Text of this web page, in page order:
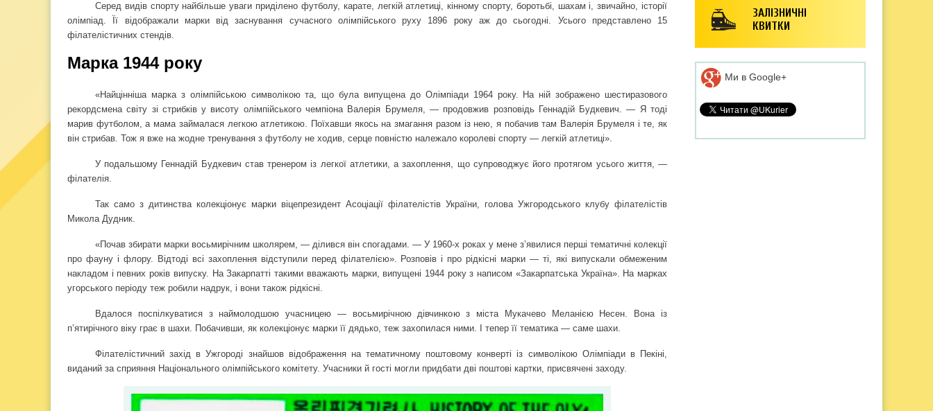
Серед видів спорту найбільше уваги приділено футболу, карате, легкій атлетиці, кінному спорту, боротьбі, шахам і, звичайно, історії
олімпіад. Її відображали марки від заснування сучасного олімпійського руху 1896 року аж до сьогодні. Усього представлено 15
філателістичних стендів.
Марка 1944 року
«Найцінніша марка з олімпійською символікою та, що була випущена до Олімпіади 1964 року. На ній зображено шестиразового
рекордсмена світу зі стрибків у висоту олімпійського чемпіона Валерія Брумеля, — продовжив розповідь Геннадій Будкевич. — Я тоді
марив футболом, а мама займалася легкою атлетикою. Поїхавши якось на змагання разом із нею, я побачив там Валерія Брумеля і те, як
він стрибав. Тож я вже на жодне тренування з футболу не ходив, серце повністю належало королеві спорту — легкій атлетиці».
У подальшому Геннадій Будкевич став тренером із легкої атлетики, а захоплення, що супроводжує його протягом усього життя, —
філателія.
Так само з дитинства колекціонує марки віцепрезидент Асоціації філателістів України, голова Ужгородського клубу філателістів
Микола Дудник.
«Почав збирати марки восьмирічним школярем, — ділився він спогадами. — У 1960-х роках у мене з’явилися перші тематичні колекції
про фауну і флору. Відтоді всі захоплення відступили перед філателією». Розповів і про рідкісні марки — ті, які випускали обмеженим
накладом і певних років випуску. На Закарпатті такими вважають марки, випущені 1944 року з написом «Закарпатська Україна». На марках
угорського періоду теж робили надрук, і вони також рідкісні.
Вдалося поспілкуватися з наймолодшою учасницею — восьмирічною дівчинкою з міста Мукачево Меланією Несен. Вона із
п’ятирічного віку грає в шахи. Побачивши, як колекціонує марки її дядько, теж захопилася ними. І тепер її тематика — саме шахи.
Філателістичний захід в Ужгороді знайшов відображення на тематичному поштовому конверті із символікою Олімпіади в Пекіні,
виданий за сприяння Національного олімпійського комітету. Учасники й гості могли придбати дві поштові картки, присвячені заходу.
ЗАЛІЗНИЧНІ
КВИТКИ
Ми в Google+